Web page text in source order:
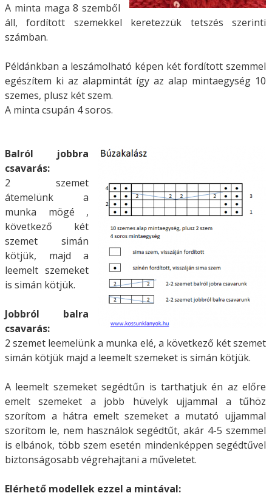
A minta maga 8 szemből
áll, fordított szemekkel keretezzük tetszés szerinti
számban.
Példánkban a leszámolható képen két fordított szemmel
egészítem ki az alapmintát így az alap mintaegység 10
szemes, plusz két szem.
A minta csupán 4 soros.
Balról jobbra
csavarás:
2 szemet
átemelünk a
munka mögé ,
következő két
szemet simán
kötjük, majd a
leemelt szemeket
is simán kötjük.
Jobbról balra
csavarás:
2 szemet leemelünk a munka elé, a következő két szemet
simán kötjük majd a leemelt szemeket is simán kötjük.
A leemelt szemeket segédtűn is tarthatjuk én az előre
emelt szemeket a jobb hüvelyk ujjammal a tűhöz
szorítom a hátra emelt szemeket a mutató ujjammal
szorítom le, nem használok segédtűt, akár 4-5 szemmel
is elbánok, több szem esetén mindenképpen segédtűvel
biztonságosabb végrehajtani a műveletet.
Elérhető modellek ezzel a mintával: